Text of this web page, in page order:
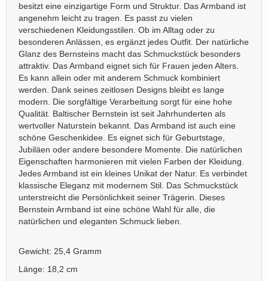
besitzt eine einzigartige Form und Struktur. Das Armband ist
angenehm leicht zu tragen. Es passt zu vielen
verschiedenen Kleidungsstilen. Ob im Alltag oder zu
besonderen Anlässen, es ergänzt jedes Outfit. Der natürliche
Glanz des Bernsteins macht das Schmuckstück besonders
attraktiv. Das Armband eignet sich für Frauen jeden Alters.
Es kann allein oder mit anderem Schmuck kombiniert
werden. Dank seines zeitlosen Designs bleibt es lange
modern. Die sorgfältige Verarbeitung sorgt für eine hohe
Qualität. Baltischer Bernstein ist seit Jahrhunderten als
wertvoller Naturstein bekannt. Das Armband ist auch eine
schöne Geschenkidee. Es eignet sich für Geburtstage,
Jubiläen oder andere besondere Momente. Die natürlichen
Eigenschaften harmonieren mit vielen Farben der Kleidung.
Jedes Armband ist ein kleines Unikat der Natur. Es verbindet
klassische Eleganz mit modernem Stil. Das Schmuckstück
unterstreicht die Persönlichkeit seiner Trägerin. Dieses
Bernstein Armband ist eine schöne Wahl für alle, die
natürlichen und eleganten Schmuck lieben.
Gewicht: 25,4 Gramm
Länge: 18,2 cm